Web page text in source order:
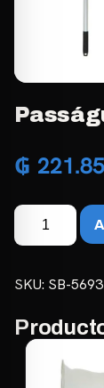
₲
Passágua
6-
AL
SKU: SB-5693